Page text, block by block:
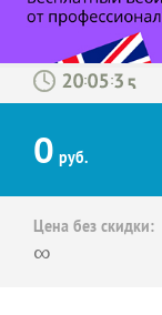
: :
0 руб.
Цена без скидки:
∞